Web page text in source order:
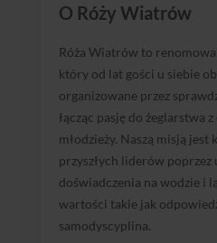
O Róży Wiatrów
Róża Wiatrów to
który od lat gości u siebie
organizowane przez
łącząc pasję do żeglarstwa
młodzieży. Naszą misją jest
przyszłych liderów poprzez
doświadczenia na wodzie i
wartości takie jak
samodyscyplina.